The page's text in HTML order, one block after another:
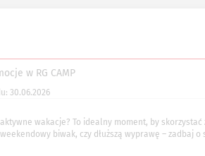
w RG CAMP
30.06.2026
wakacje? To idealny moment, by
biwak, czy dłuższą wyprawę – zadbaj